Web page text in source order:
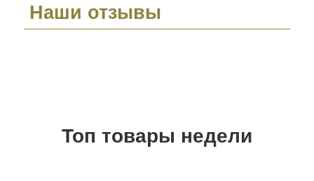
Наши отзывы
Топ товары недели